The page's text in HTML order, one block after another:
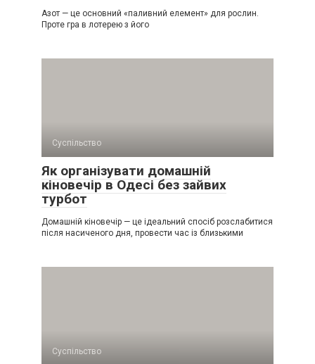
Азот — це основний «паливний елемент» для рослин.
Проте гра в лотерею з його
Суспільство
Як організувати домашній
кіновечір в Одесі без зайвих
турбот
Домашній кіновечір — це ідеальний спосіб розслабитися
після насиченого дня, провести час із близькими
Суспільство